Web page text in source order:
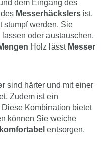
dem Eingang des
Messerhäckslers ist,
stumpf werden. Sie
oder austauschen.
Holz lässt Messer
sind härter und mit einer
Zudem ist ein
Kombination bietet
können Sie weiche
komfortabel entsorgen.